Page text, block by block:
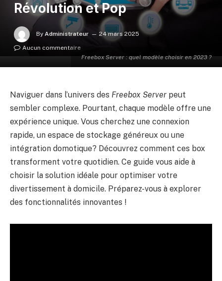
Freebox Server : quel modèle choisir en 2023 ?
Révolution et Pop
By Administrateur
24 mars 2025
Aucun commentaire
Naviguer dans l’univers des Freebox Server peut
sembler complexe. Pourtant, chaque modèle offre une
expérience unique. Vous cherchez une connexion
rapide, un espace de stockage généreux ou une
intégration domotique? Découvrez comment ces box
transforment votre quotidien. Ce guide vous aide à
choisir la solution idéale pour optimiser votre
divertissement à domicile. Préparez-vous à explorer
des fonctionnalités innovantes !